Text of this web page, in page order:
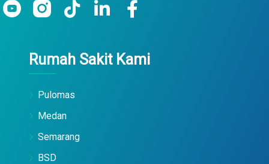
Rumah Sakit Kami
Pulomas
Medan
Semarang
BSD